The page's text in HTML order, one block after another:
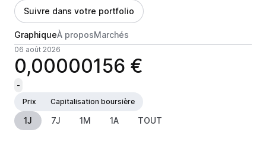
Suivre dans votre portfolio
GraphiqueÀ proposMarchés
06 août 2026
0,00000156 €
-
Prix
Capitalisation boursière
1J 7J 1M 1A TOUT